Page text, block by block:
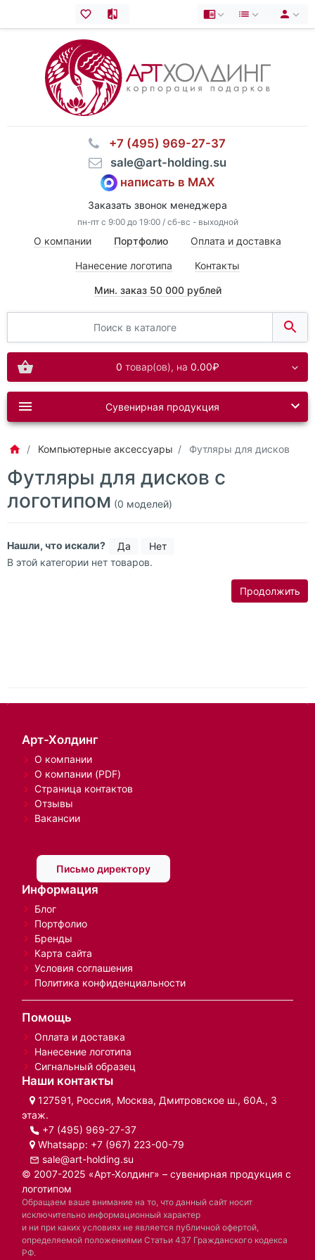
⠀+7 (495) 969-27-37
⠀sale@art-holding.su
написать в MAX
Заказать звонок менеджера
пн-пт с 9:00 до 19:00 / сб-вс - выходной
О компании Портфолио Оплата и доставка
Нанесение логотипа Контакты
Мин. заказ 50 000 рублей
0 товар(ов), на 0.00₽
Сувенирная продукция
Компьютерные аксессуары Футляры для дисков
Футляры для дисков с
логотипом (0 моделей)
Нашли, что искали? Да
Нет
В этой категории нет товаров.
Продолжить
Арт-Холдинг
О компании
О компании (PDF)
Страница контактов
Отзывы
Вакансии
Письмо директору
Информация
Блог
Портфолио
Бренды
Карта сайта
Условия соглашения
Политика конфиденциальности
Помощь
Оплата и доставка
Нанесение логотипа
Сигнальный образец
Наши контакты
127591, Россия, Москва, Дмитровское ш., 60А., 3
этаж.
+7 (495) 969-27-37
Whatsapp: +7 (967) 223-00-79
sale@art-holding.su
© 2007-2025 «Арт-Холдинг» – сувенирная продукция с
логотипом
Обращаем ваше внимание на то, что данный сайт носит
исключительно информационный характер
и ни при каких условиях не является публичной офертой,
определяемой положениями Статьи 437 Гражданского кодекса
РФ.